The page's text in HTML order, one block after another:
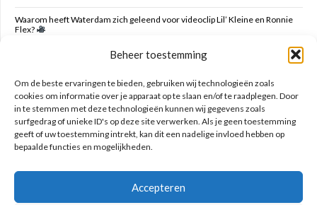
Beheer toestemming
Om de beste ervaringen te bieden, gebruiken wij technologieën zoals
cookies om informatie over je apparaat op te slaan en/of te raadplegen. Door
in te stemmen met deze technologieën kunnen wij gegevens zoals
surfgedrag of unieke ID's op deze site verwerken. Als je geen toestemming
geeft of uw toestemming intrekt, kan dit een nadelige invloed hebben op
bepaalde functies en mogelijkheden.
Accepteren
Waarom heeft Waterdam zich geleend voor videoclip Lil’ Kleine en Ronnie
Flex?
Verzoek verwijderen campers Ambachtstraat Edam
Zoeken op deze site